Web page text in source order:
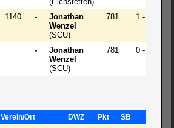
1140 -
Jonathan
Wenzel
(SCU)
781 1 - 0
-
Jonathan
Wenzel
(SCU)
781 0 - 1
Verein/Ort DWZ Pkt
SB